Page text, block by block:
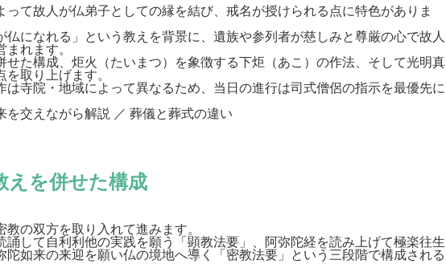
って故人が仏弟子としての縁を結び、戒名が授けられる点に特色がありま
仏になれる」という教えを背景に、遺族や参列者が慈しみと尊厳の心で故人
れます。
せた構成、炬火（たいまつ）を象徴する下炬（あこ）の作法、そして光明真
を取り上げます。
は寺院・地域によって異なるため、当日の進行は司式僧侶の指示を最優先に
を交えながら解説 ／ 葬儀と葬式の違い
えを併せた構成
の双方を取り入れて進みます。
誦して自利利他の実践を願う「顕教法要」、阿弥陀経を読み上げて極楽往生
陀如来の来迎を願い仏の境地へ導く「密教法要」という三段階で構成される